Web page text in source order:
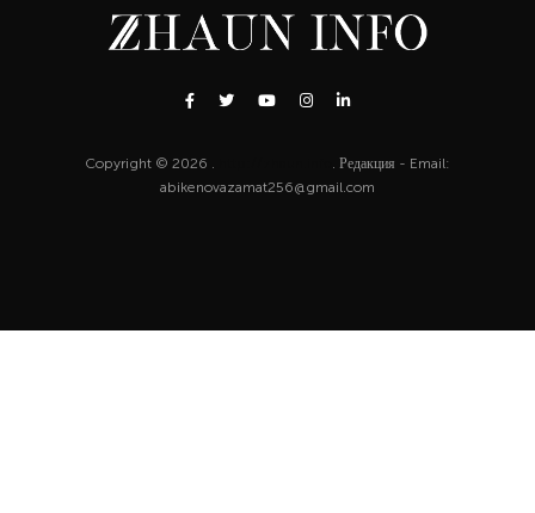
Copyright © 2026 .
. Редакция - Email:
abikenovazamat256@gmail.com